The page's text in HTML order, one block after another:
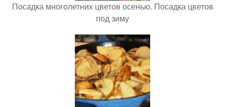
Посадка многолетних цветов осенью. Посадка цветов
под зиму